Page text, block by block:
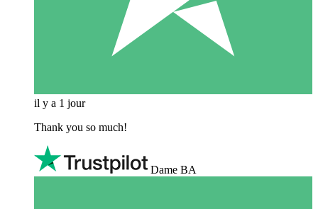
il y a 1 jour
Thank you so much!
Dame BA